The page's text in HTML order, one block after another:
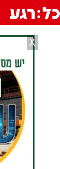
X